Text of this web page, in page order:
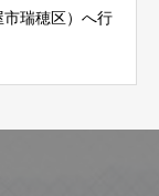
市瑞穂区）へ行